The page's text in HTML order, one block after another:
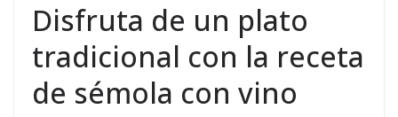
Disfruta de un plato
tradicional con la receta
de sémola con vino